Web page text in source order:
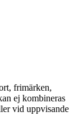
frimärken,
ej kombineras
vid uppvisande